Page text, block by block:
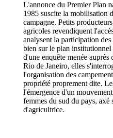
L'annonce du Premier Plan
1985 suscite la mobilisation
campagne. Petits
agricoles revendiquent
analysent la participation
bien sur le plan
d'une enquête menée
Rio de Janeiro, elles
l'organisation des
propriété proprement dite.
l'émergence d'un
femmes du sud du pays, axé
d'agricultrice.